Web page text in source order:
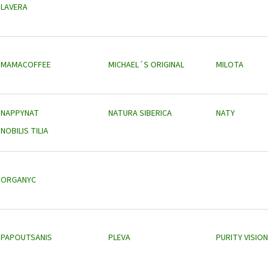
LAVERA
MAMACOFFEE MICHAEL´S ORIGINAL MILOTA
NAPPYNAT NATURA SIBERICA NATY
NOBILIS TILIA
ORGANYC
PAPOUTSANIS PLEVA PURITY VISION